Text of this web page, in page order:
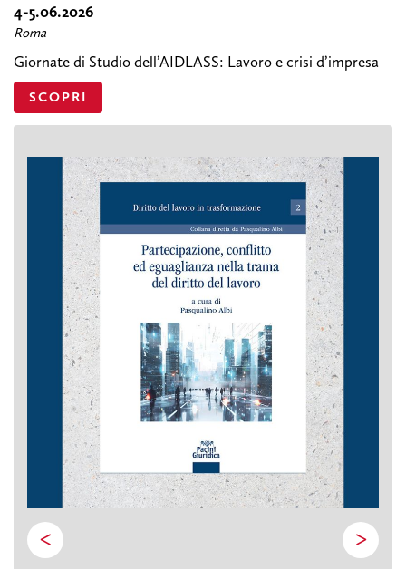
4-5.06.2026
Roma
Giornate di Studio dell’AIDLASS: Lavoro e crisi d’impresa
SCOPRI
< >